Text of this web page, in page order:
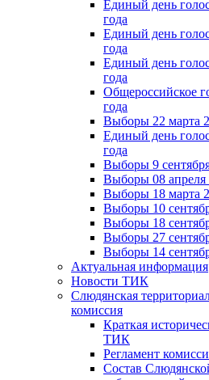
Единый день
года
Единый день
года
Единый день
года
Общероссийское
года
Выборы 22 марта
Единый день
года
Выборы 9
Выборы 08 апреля
Выборы 18 марта
Выборы 10
Выборы 18
Выборы 27
Выборы 14
Актуальная информация
Новости ТИК
Слюдянская
комиссия
Краткая
ТИК
Регламент
Состав